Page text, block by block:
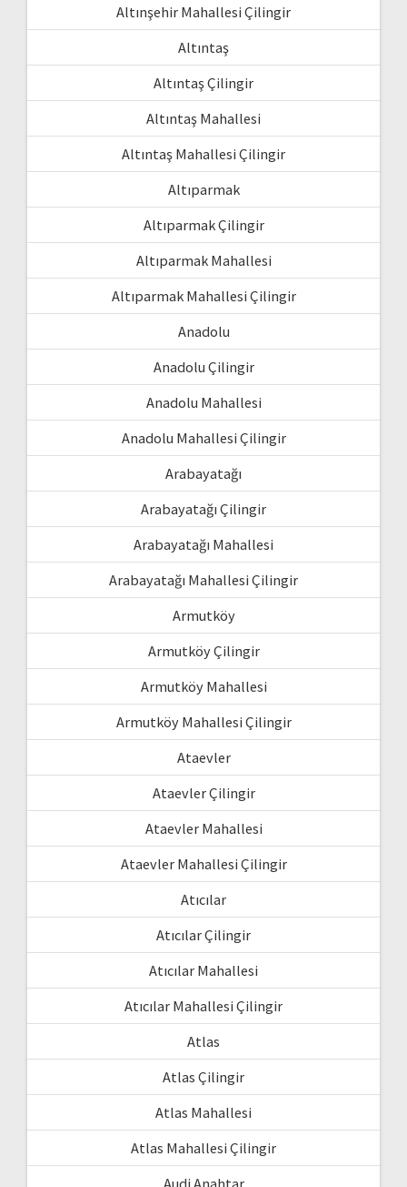
Altınşehir Mahallesi Çilingir
Altıntaş
Altıntaş Çilingir
Altıntaş Mahallesi
Altıntaş Mahallesi Çilingir
Altıparmak
Altıparmak Çilingir
Altıparmak Mahallesi
Altıparmak Mahallesi Çilingir
Anadolu
Anadolu Çilingir
Anadolu Mahallesi
Anadolu Mahallesi Çilingir
Arabayatağı
Arabayatağı Çilingir
Arabayatağı Mahallesi
Arabayatağı Mahallesi Çilingir
Armutköy
Armutköy Çilingir
Armutköy Mahallesi
Armutköy Mahallesi Çilingir
Ataevler
Ataevler Çilingir
Ataevler Mahallesi
Ataevler Mahallesi Çilingir
Atıcılar
Atıcılar Çilingir
Atıcılar Mahallesi
Atıcılar Mahallesi Çilingir
Atlas
Atlas Çilingir
Atlas Mahallesi
Atlas Mahallesi Çilingir
Audi Anahtar